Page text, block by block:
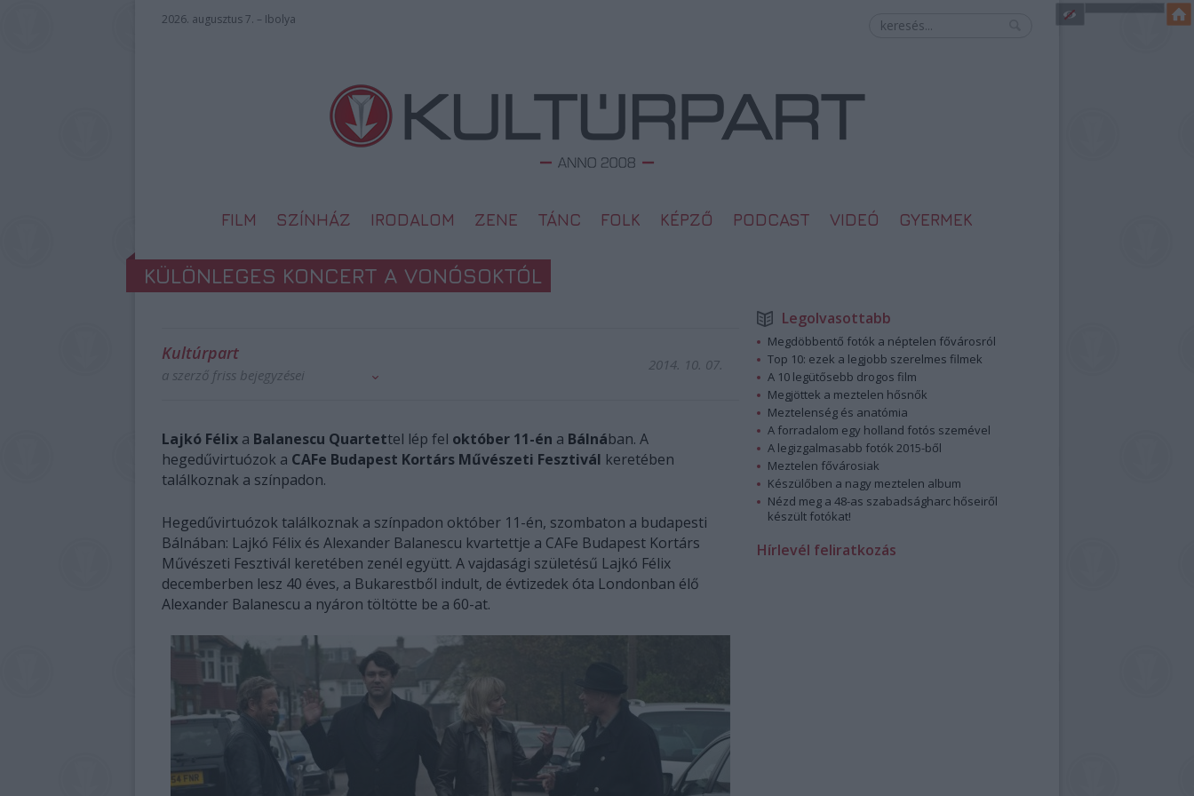
2026. augusztus 7. – Ibolya
FILM SZÍNHÁZ IRODALOM ZENE TÁNC FOLK KÉPZŐ PODCAST VIDEÓ GYERMEK
KÜLÖNLEGES KONCERT A VONÓSOKTÓL
Kultúrpart
a szerző friss bejegyzései
2014. 10. 07.
Lajkó Félix a Balanescu Quartettel lép fel október 11-én a Bálnában. A
hegedűvirtuózok a CAFe Budapest Kortárs Művészeti Fesztivál keretében
találkoznak a színpadon.
Hegedűvirtuózok találkoznak a színpadon október 11-én, szombaton a budapesti
Bálnában: Lajkó Félix és Alexander Balanescu kvartettje a CAFe Budapest Kortárs
Művészeti Fesztivál keretében zenél együtt. A vajdasági születésű Lajkó Félix
decemberben lesz 40 éves, a Bukarestből indult, de évtizedek óta Londonban élő
Alexander Balanescu a nyáron töltötte be a 60-at.
Legolvasottabb
Megdöbbentő fotók a néptelen fővárosról
Top 10: ezek a legjobb szerelmes filmek
A 10 legütősebb drogos film
Megjöttek a meztelen hősnők
Meztelenség és anatómia
A forradalom egy holland fotós szemével
A legizgalmasabb fotók 2015-ből
Meztelen fővárosiak
Készülőben a nagy meztelen album
Nézd meg a 48-as szabadságharc hőseiről
készült fotókat!
Hírlevél feliratkozás